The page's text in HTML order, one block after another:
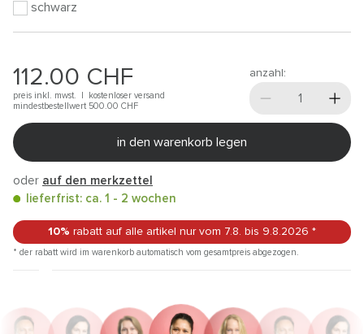
schwarz
112.00 CHF
preis inkl. mwst. |
kostenloser versand
mindestbestellwert 500.00 CHF
anzahl:
in den warenkorb legen
oder auf den merkzettel
lieferfrist: ca. 1 - 2 wochen
10% rabatt auf alle artikel nur vom 7.8. bis 9.8.2026 *
* der rabatt wird im warenkorb automatisch vom gesamtpreis abgezogen.